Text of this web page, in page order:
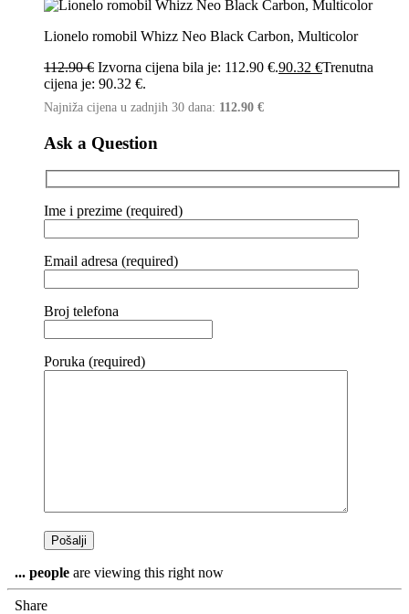
Lionelo romobil Whizz Neo Black Carbon, Multicolor
112.90€ Izvorna cijena bila je: 112.90 €.90.32 €Trenutna
cijena je: 90.32 €.
Najniža cijena u zadnjih 30 dana: 112.90 €
Ask a Question
Ime i prezime (required)
Email adresa (required)
Broj telefona
Poruka (required)
... people are viewing this right now
Share